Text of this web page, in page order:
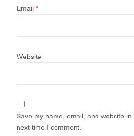
Email *
Website
Save my name, email, and website
next time I comment.